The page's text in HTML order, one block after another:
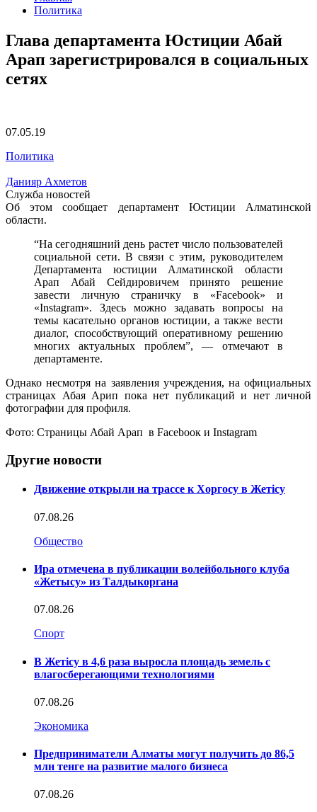
Политика
Глава департамента Юстиции Абай
Арап зарегистрировался в социальных
сетях
07.05.19
Политика
Данияр Ахметов
Служба новостей
Об этом сообщает департамент Юстиции Алматинской
области.
“На сегодняшний день растет число пользователей
социальной сети. В связи с этим, руководителем
Департамента юстиции Алматинской области
Арап Абай Сейдировичем принято решение
завести личную страничку в «Facebook» и
«Instagram». Здесь можно задавать вопросы на
темы касательно органов юстиции, а также вести
диалог, способствующий оперативному решению
многих актуальных проблем”, — отмечают в
департаменте.
Однако несмотря на заявления учреждения, на официальных
страницах Абая Арип пока нет публикаций и нет личной
фотографии для профиля.
Фото: Страницы Абай Арап в Facebooк и Instagram
Другие новости
Движение открыли на трассе к Хоргосу в Жетісу
07.08.26
Общество
Ира отмечена в публикации волейбольного клуба
«Жетысу» из Талдыкоргана
07.08.26
Спорт
В Жетісу в 4,6 раза выросла площадь земель с
влагосберегающими технологиями
07.08.26
Экономика
Предприниматели Алматы могут получить до 86,5
млн тенге на развитие малого бизнеса
07.08.26